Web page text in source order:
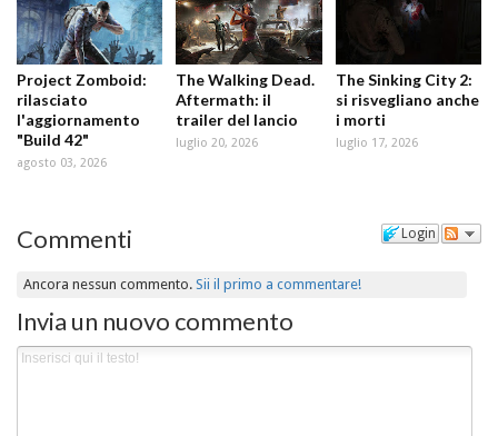
Project Zomboid:
rilasciato
l'aggiornamento
"Build 42"
agosto 03, 2026
The Walking Dead.
Aftermath: il
trailer del lancio
luglio 20, 2026
The Sinking City 2:
si risvegliano anche
i morti
luglio 17, 2026
Login
Commenti
Ancora nessun commento.Sii il primo a commentare!
Invia un nuovo commento